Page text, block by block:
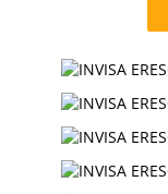
Контакты